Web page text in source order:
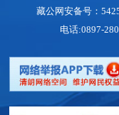
藏公网安备号：
电话:0897-